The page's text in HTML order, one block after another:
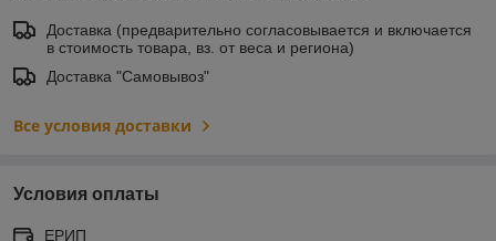
Доставка (предварительно согласовывается и включается
в стоимость товара, вз. от веса и региона)
Доставка "Самовывоз"
Все условия доставки
Условия оплаты
ЕРИП